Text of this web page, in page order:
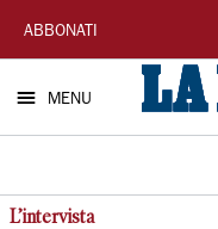
La
Nuova
Sardegna
ABBONATI
MENU
L’intervista